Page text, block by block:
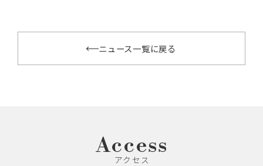
ニュース一覧に戻る
Access
アクセス